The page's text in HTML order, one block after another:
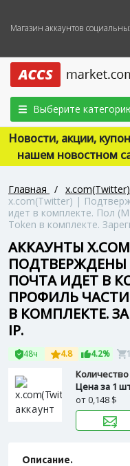
Магазин аккаунтов
Выберите
Новости, акции,
нашем новостном
Главная / x.com(Twitter)
x.com(Twitter) |
идет в комплекте. Пол
Token в комплекте.
АККАУНТЫ
ПОДТВЕРЖДЕНЫ
ПОЧТА ИДЕТ В
ПРОФИЛЬ
В КОМПЛЕКТЕ.
IP.
48ч 4.8 4.2%
Количество
Цена за 1
от0,148 $
Описание.